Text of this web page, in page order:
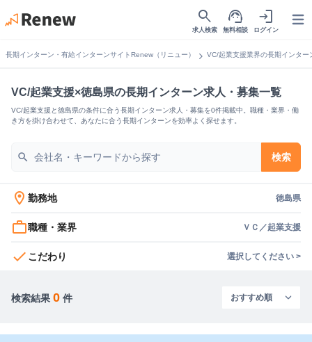
search
求人検索
support_agent
無料相談
login
ログイン
長期インターン・有給インターンサイトRenew（リニュー） chevron_right VC/起業支援業界の長期インター
VC/起業支援×徳島県の長期インターン求人・募集一覧
VC/起業支援と徳島県の条件に合う長期インターン求人・募集を0件掲載中。職種・業界・働
き方を掛け合わせて、あなたに合う長期インターンを効率よく探せます。
search 検索
location_on 勤務地 徳島県
work_outline職種・業界 ＶＣ／起業支援
check こだわり 選択してください >
検索結果 0 件